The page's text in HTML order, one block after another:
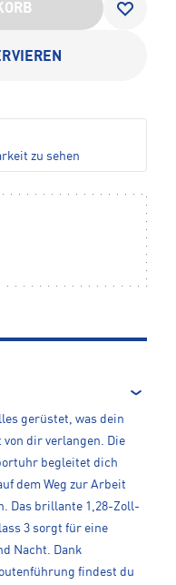
zu sehen
gerüstet, was dein
dir verlangen. Die
begleitet dich
dem Weg zur Arbeit
Das brillante 1,28-Zoll-
3 sorgt für eine
Nacht. Dank
findest du